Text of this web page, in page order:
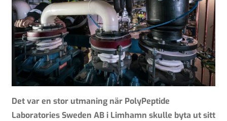
Det var en stor utmaning när PolyPeptide
Laboratories Sweden AB i Limhamn skulle byta ut sitt